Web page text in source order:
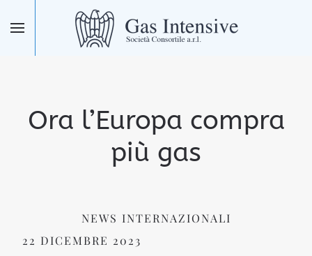
Skip to main content
Ora l’Europa compra
più gas
NEWS INTERNAZIONALI
22 DICEMBRE 2023